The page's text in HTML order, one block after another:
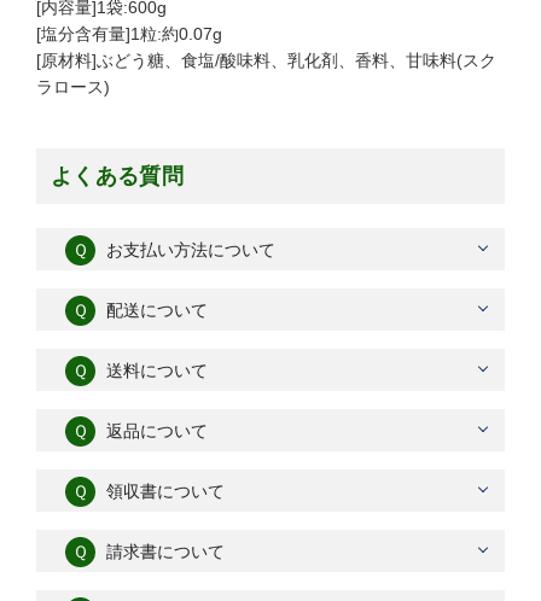
[内容量]1袋:600g
[塩分含有量]1粒:約0.07g
[原材料]ぶどう糖、食塩/酸味料、乳化剤、香料、甘味料(スク
ラロース)
よくある質問
Ｑ お支払い方法について
Ｑ 配送について
Ｑ 送料について
Ｑ 返品について
Ｑ 領収書について
Ｑ 請求書について